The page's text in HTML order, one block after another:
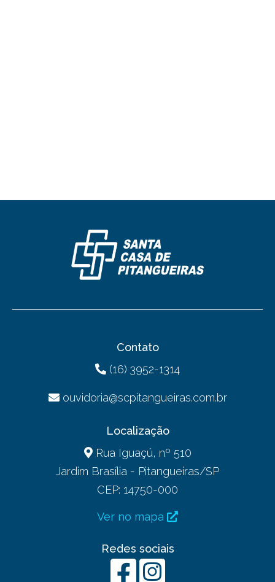
Contato
(16) 3952-1314
ouvidoria@scpitangueiras.com.br
Localização
Rua Iguaçú, nº 510
Jardim Brasília - Pitangueiras/SP
CEP: 14750-000
Ver no mapa
Redes sociais